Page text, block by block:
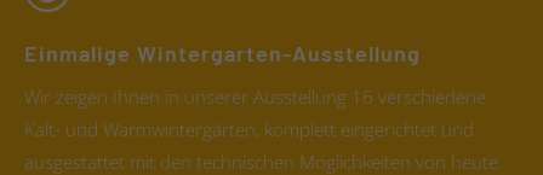
Einmalige Wintergarten-Ausstellung
Wir zeigen Ihnen in unserer Ausstellung 16 verschiedene
Kalt- und Warmwintergärten, komplett eingerichtet und
ausgestattet mit den technischen Möglichkeiten von heute.